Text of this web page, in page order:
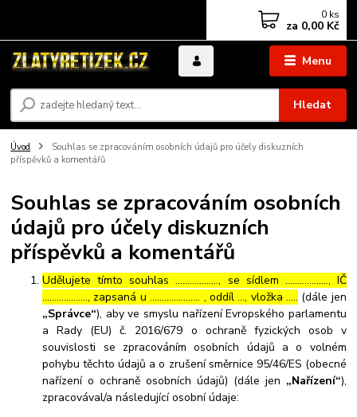
Menu
Hledat
0 ks
za 0,00 Kč
Úvod
Souhlas se zpracováním osobních údajů pro účely diskuzních
příspěvků a komentářů
Souhlas se zpracováním osobních
údajů pro účely diskuzních
příspěvků a komentářů
Udělujete tímto souhlas ……………..., se sídlem ………………, IČ
………………., zapsaná u ………………… , oddíl …, vložka ….. (dále jen
„Správce“), aby ve smyslu nařízení Evropského parlamentu
a Rady (EU) č. 2016/679 o ochraně fyzických osob v
souvislosti se zpracováním osobních údajů a o volném
pohybu těchto údajů a o zrušení směrnice 95/46/ES (obecné
nařízení o ochraně osobních údajů) (dále jen „Nařízení“),
zpracovával/a následující osobní údaje: